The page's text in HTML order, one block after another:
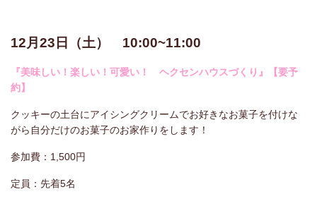
12月23日（土） 10:00~11:00
『美味しい！楽しい！可愛い！ ヘクセンハウスづくり』【要予
約】
クッキーの土台にアイシングクリームでお好きなお菓子を付けな
がら自分だけのお菓子のお家作りをします！
参加費：1,500円
定員：先着5名